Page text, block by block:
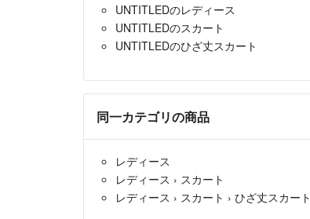
UNTITLEDのレディース
UNTITLEDのスカート
UNTITLEDのひざ丈スカート
同一カテゴリの商品
レディース
レディース › スカート
レディース › スカート › ひざ丈スカート